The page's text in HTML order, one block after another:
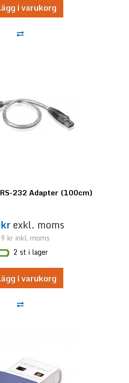
i varukorg
232 Adapter (100cm)
exkl. moms
krinkl. moms
2 st i lager
i varukorg